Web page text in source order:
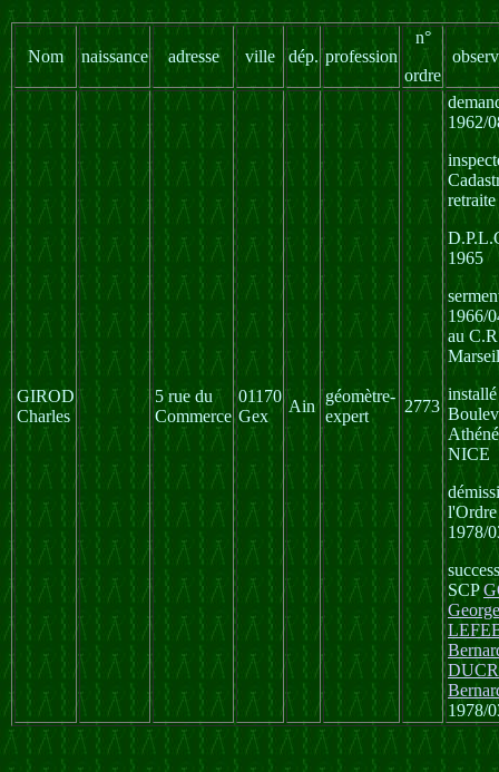
Nom naissance adresse ville dép. profession
n°
ordre
GIROD
Charles
5 rue du
Commerce
01170
Gex
Ain
géomètre-
expert
2773
1962/
retraite
1965
1966/
au
NICE
l'Ordre
1978/
SCP
1978/